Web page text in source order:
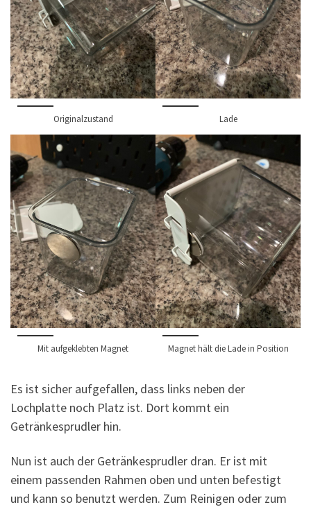
Originalzustand Lade
Mit aufgeklebten Magnet Magnet hält die Lade in Position
Es ist sicher aufgefallen, dass links neben der
Lochplatte noch Platz ist. Dort kommt ein
Getränkesprudler hin.
Nun ist auch der Getränkesprudler dran. Er ist mit
einem passenden Rahmen oben und unten befestigt
und kann so benutzt werden. Zum Reinigen oder zum